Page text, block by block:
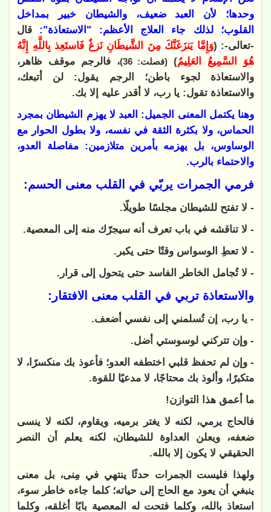
وحدها؛ لأن العبد ضعيف، والشيطان خبير بمداخل
القلوب؛ لذلك جاء العلاج الأعظم: "الاستعاذة": قال
-تعالى-: (وَإِمَّا يَنزَغَنَّكَ مِنَ الشَّيطَانِ نَزغٌ فَاستَعِذ بِاللَّهِ إِنَّهُ
هُوَ السَّمِيعُ العَلِيمُ) (فصلت: 36)
، فالرجم موقف ظاهر،
والاستعاذة لجوء باطن؛ الرجم يقول: لن أتبعك،
والاستعاذة تقول: يا رب، لا أقدر عليه إلا بك.
وهنا يكتمل المعنى الجميل: العبد لا يهزم الشيطان بمجرد
الحماس، ولا بكثرة الثقة في نفسه، ولا بطول الحوار مع
الوساوس، بل يهزمه بأمرين متلازمين: مفاصلة العدو،
والاحتماء بالرب.
فرمي الجمرات يربّي في القلب معنى الحسم:
- لا تفتح للشيطان مجلسًا طويلًا.
- لا تناقشه في باب تعرف أنه سيجرّك منه إلى المعصية.
- لا تعطِ الوسواس وقتًا حتى يكبر.
- لا تُجامل الخاطر الفاسد حتى يتحول إلى قرار.
والاستعاذة تربي في القلب معنى الافتقار:
- يا رب، إن تُسلمني إلى نفسي أضعف.
- وإن تتركني لوسوستي أضل.
- وإن لم تحفظ قلبي اختطفه العدو؛ فأعوذ بك منكسرًا، لا
متكبرًا، وألوذ بك محتاجًا، لا مدعيًا للقوة.
ما أعمق هذا التوازن!
فالحاج يرمي، لكنه لا يغتر برميه، ويقاوم، لكنه لا ينسى
ضعفه، ويعلن العداوة للشيطان، لكنه يعلم أن النصر
الحقيقي لا يكون إلا بالله.
ولهذا فليست الجمرات حدثًا ينتهي في مِنى، بل معنى
ينبغي أن يعود مع الحاج إلى حياته؛ كلما جاءه خاطر سوء،
استعاذ بالله، وكلما فتحت له المعصية بابًا أغلقه، وكلما